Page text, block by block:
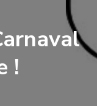
!